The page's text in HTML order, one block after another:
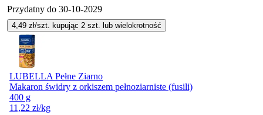
Przydatny do 30-10-2029
4,49 zł/szt. kupując 2 szt. lub wielokrotność
LUBELLA Pełne Ziarno
Makaron świdry z orkiszem pełnoziarniste (fusili)
400 g
11,22 zł/kg